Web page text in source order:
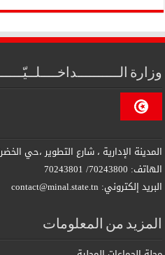
وزارة
المدينة الإدارية ، شارع التطوير ،حي
الهاتف: 70243800/ 70243801
البريد إلكتروني: contact@minal.state.tn
المزيد من المعلومات